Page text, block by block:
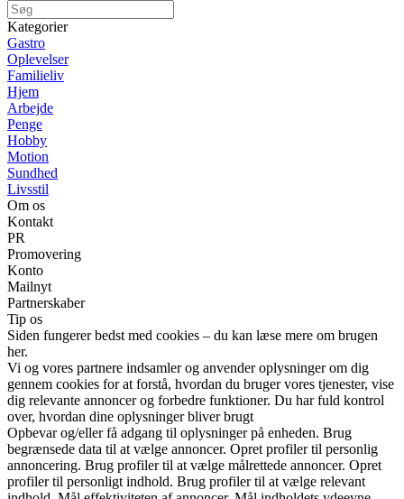
Kategorier
Gastro
Oplevelser
Familieliv
Hjem
Arbejde
Penge
Hobby
Motion
Sundhed
Livsstil
Om os
Kontakt
PR
Promovering
Konto
Mailnyt
Partnerskaber
Tip os
Siden fungerer bedst med cookies – du kan læse mere om brugen
her.
Vi og vores partnere indsamler og anvender oplysninger om dig
gennem cookies for at forstå, hvordan du bruger vores tjenester, vise
dig relevante annoncer og forbedre funktioner. Du har fuld kontrol
over, hvordan dine oplysninger bliver brugt
Opbevar og/eller få adgang til oplysninger på enheden. Brug
begrænsede data til at vælge annoncer. Opret profiler til personlig
annoncering. Brug profiler til at vælge målrettede annoncer. Opret
profiler til personligt indhold. Brug profiler til at vælge relevant